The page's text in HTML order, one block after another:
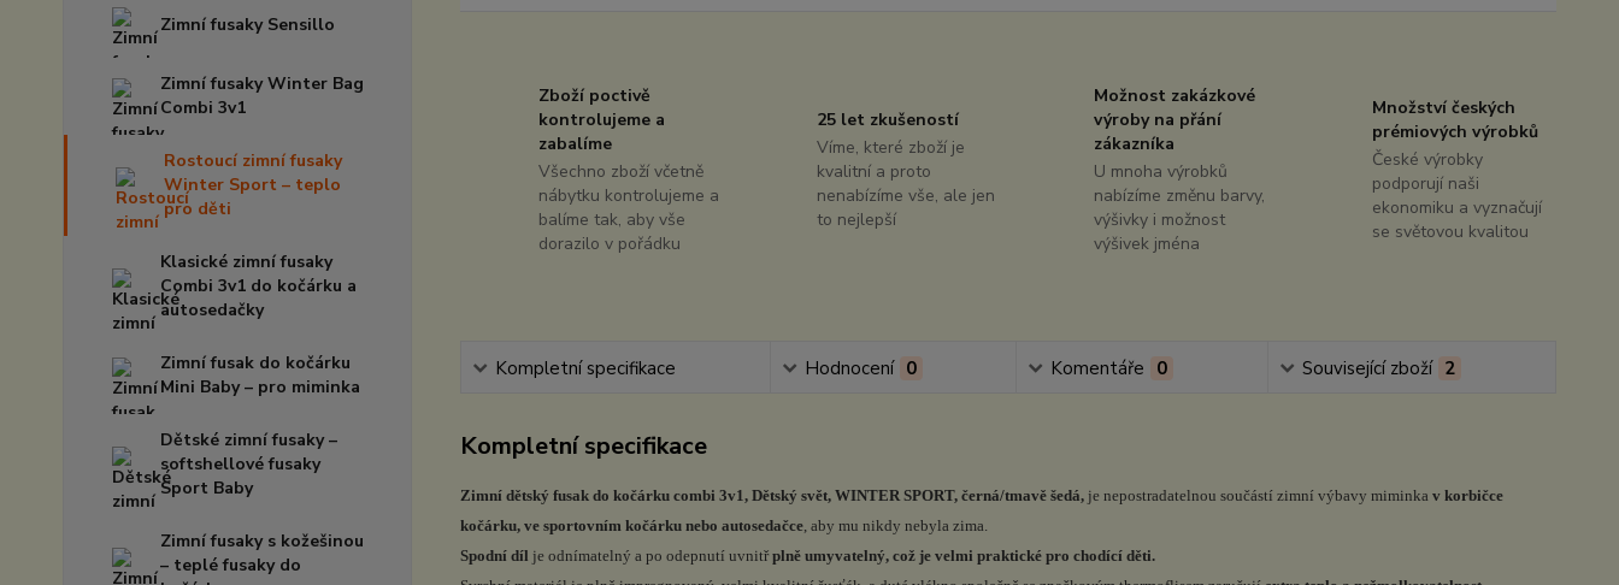
Zimní fusaky Sensillo
Zimní fusaky Winter Bag
Combi 3v1
Rostoucí zimní fusaky
Winter Sport – teplo
pro děti
Klasické zimní fusaky
Combi 3v1 do kočárku a
autosedačky
Zimní fusak do kočárku
Mini Baby – pro miminka
Dětské zimní fusaky –
softshellové fusaky
Sport Baby
Zimní fusaky s kožešinou
– teplé fusaky do
Zboží poctivě
kontrolujeme a
zabalíme
Všechno zboží včetně
nábytku kontrolujeme a
balíme tak, aby vše
dorazilo v pořádku
25 let zkušeností
Víme, které zboží je
kvalitní a proto
nenabízíme vše, ale jen
to nejlepší
Možnost zakázkové
výroby na přání
zákazníka
U mnoha výrobků
nabízíme změnu barvy,
výšivky i možnost
výšivek jména
Množství českých
prémiových výrobků
České výrobky
podporují naši
ekonomiku a vyznačují
se světovou kvalitou
Kompletní specifikace Hodnocení 0 Komentáře 0 Související zboží 2
Kompletní specifikace
Zimní dětský fusak do kočárku combi 3v1, Dětský svět, WINTER SPORT, černá/tmavě šedá, je nepostradatelnou součástí zimní výbavy miminkav korbičce
kočárku, ve sportovním kočárku nebo autosedačce, aby mu nikdy nebyla zima.
Spodní díl je odnímatelný a po odepnutí uvnitř plně umyvatelný, což je velmi praktické pro chodící děti.